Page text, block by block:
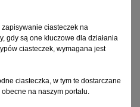
farmakogenetyczne w
ciasteczek na
gdy są one kluczowe dla działania
ciasteczek, wymagana jest
ciasteczka, w tym te dostarczane
na naszym portalu.